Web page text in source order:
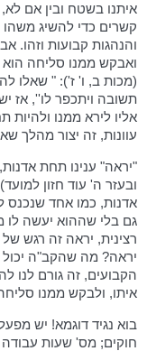
איתנו בשטח ובין אם
קשרים כדי להשיג משהו
והנהגות קבועות וזהו.
ואבקש ממנו סליחה הוא
(מכות ב, ו' ז'): " שאלו
תשובה ויתכפר לו'', אז
אליו לירא ממנו ולהיות
עוונות, זה יצור מהלך
"יראה" ענינו תחת
ובעזר ה' עוד חזון
אדנות, כמו אחד
גם בלי שההוא יעשה לו
רצינית, יראה זה רגש
יראה? מה שהקב"ה
הקבועים, זה גורם לנו
איתו, ולבקש ממנו
בוא נגיד דוגמא! יש
חוקים; מס' שעות עבודה